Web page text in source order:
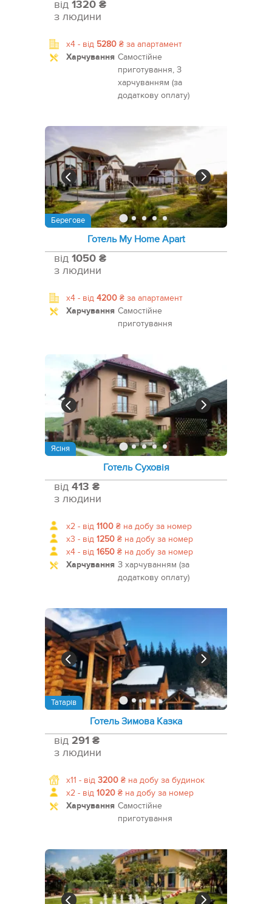
від 1320 ₴
з людини
x4 - від 5280 ₴ за апартамент
Харчування Самостійне
приготування, З
харчуванням (за
додаткову оплату)
Берегове
Готель My Home Apart
від 1050 ₴
з людини
x4 - від 4200 ₴ за апартамент
Харчування Самостійне
приготування
Ясіня
Готель Суховія
від 413 ₴
з людини
x2 - від 1100 ₴ на добу за номер
x3 - від 1250 ₴ на добу за номер
x4 - від 1650 ₴ на добу за номер
Харчування З харчуванням (за
додаткову оплату)
Татарів
Готель Зимова Казка
від 291 ₴
з людини
x11 - від 3200 ₴ на добу за будинок
x2 - від 1020 ₴ на добу за номер
Харчування Самостійне
приготування